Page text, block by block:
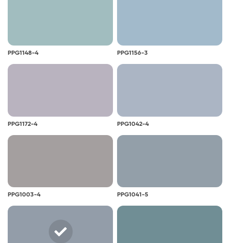
PPG1148-4 PPG1156-3
PPG1172-4 PPG1042-4
PPG1003-4 PPG1041-5